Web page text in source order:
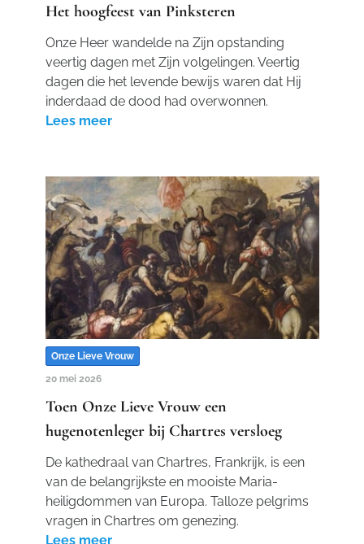
Het hoogfeest van Pinksteren
Onze Heer wandelde na Zijn opstanding
veertig dagen met Zijn volgelingen. Veertig
dagen die het levende bewijs waren dat Hij
inderdaad de dood had overwonnen.
Lees meer
Onze Lieve Vrouw
20 mei 2026
Toen Onze Lieve Vrouw een
hugenotenleger bij Chartres versloeg
De kathedraal van Chartres, Frankrijk, is een
van de belangrijkste en mooiste Maria-
heiligdommen van Europa. Talloze pelgrims
vragen in Chartres om genezing.
Lees meer